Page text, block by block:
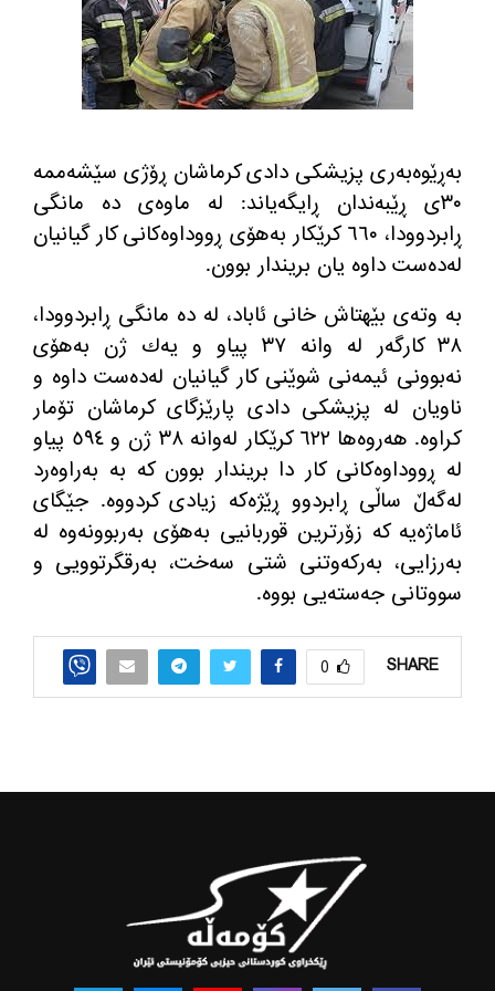
به‌ڕێوه‌به‌ری پزیشكی دادی كرماشان ڕۆژی سێشه‌ممه‌
٣٠ی ڕێبه‌ندان ڕایگه‌یاند: له‌ ماوه‌ی ده‌ مانگی
ڕابردوودا، ٦٦٠ كرێكار به‌هۆی ڕووداوه‌كانی كار گیانیان
له‌ده‌ست داوه‌ یان بریندار بوون.
به‌ وته‌ی بێهتاش خانی ئاباد، له‌ ده‌ مانگی ڕابردوودا،
٣٨ كارگه‌ر له‌ وانه ٣٧ پیاو و یه‌ك ژن به‌هۆی
نه‌بوونی ئیمه‌نی شوێنی كار گیانیان له‌ده‌ست داوه‌ و
ناویان له‌ پزیشكی دادی پارێزگای كرماشان تۆمار
كراوه‌. هه‌روه‌ها ٦٢٢ كرێكار له‌وانه ٣٨ ژن و ٥٩٤ پیاو
له‌ ڕووداوه‌كانی كار دا بریندار بوون كه‌ به‌ به‌راوه‌رد
له‌گه‌ڵ ساڵی ڕابردوو ڕێژه‌كه‌ زیادی كردووه‌. جێگای
ئاماژه‌یه‌ كه‌ زۆرترین قوربانیی به‌هۆی به‌ربوونه‌وه‌ له‌
به‌رزایی، به‌ركه‌وتنی شتی سه‌خت، به‌رقگرتوویی و
سووتانی جه‌سته‌یی بووه‌.
SHARE
0